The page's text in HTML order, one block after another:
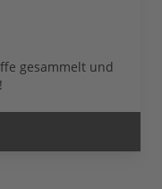
gesammelt und